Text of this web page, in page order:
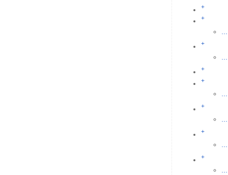
+
+
+
+
+
...
+
...
+
...
+
...